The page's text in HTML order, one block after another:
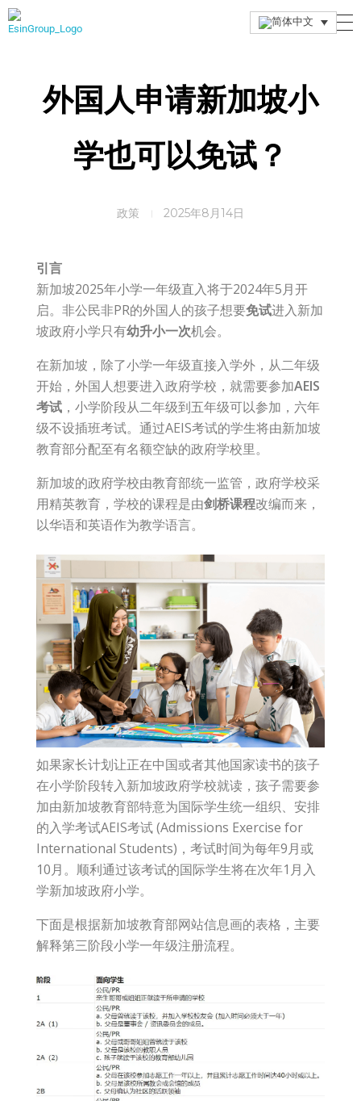
外国人申请新加坡小
学也可以免试？
2025年8月14日
政策
引言
新加坡2025年小学一年级直入将于2024年5月开
启。非公民非PR的外国人的孩子想要免试进入新加
坡政府小学只有幼升小一次机会。
在新加坡，除了小学一年级直接入学外，从二年级
开始，外国人想要进入政府学校，就需要参加AEIS
考试 ，小学阶段从二年级到五年级可以参加，六年
级不设插班考试。通过AEIS考试的学生将由新加坡
教育部分配至有名额空缺的政府学校里。
新加坡的政府学校由教育部统一监管，政府学校采
用精英教育，学校的课程是由剑桥课程改编而来，
以华语和英语作为教学语言。
如果家长计划让正在中国或者其他国家读书的孩子
在小学阶段转入新加坡政府学校就读，孩子需要参
加由新加坡教育部特意为国际学生统一组织、安排
的入学考试AEIS考试 (Admissions Exercise for
International Students)，考试时间为每年9月或
10月。顺利通过该考试的国际学生将在次年1月入
学新加坡政府小学。
下面是根据新加坡教育部网站信息画的表格，主要
解释第三阶段小学一年级注册流程。